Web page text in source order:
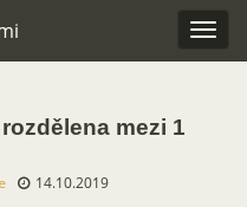
mezi 1
14.10.2019